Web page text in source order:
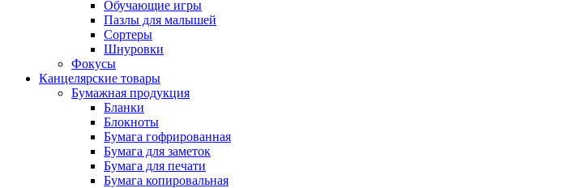
Обучающие игры
Пазлы для малышей
Сортеры
Шнуровки
Фокусы
Канцелярские товары
Бумажная продукция
Бланки
Блокноты
Бумага гофрированная
Бумага для заметок
Бумага для печати
Бумага копировальная